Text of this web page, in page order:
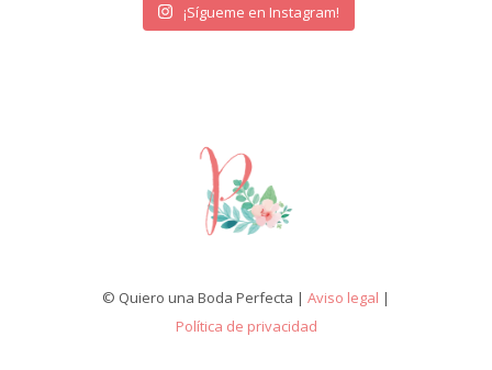
¡Sígueme en Instagram!
© Quiero una Boda Perfecta | Aviso legal |
Política de privacidad